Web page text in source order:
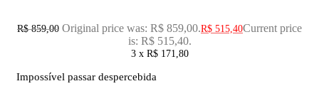
R$859,00 Original price was: R$ 859,00.R$ 515,40Current price
is: R$ 515,40.
3 x R$171,80
Impossível passar despercebida